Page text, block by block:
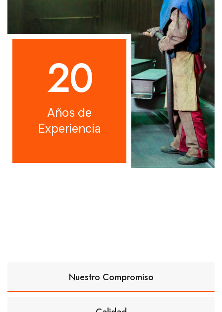
20
Años de
Experiencia
Nuestro Compromiso